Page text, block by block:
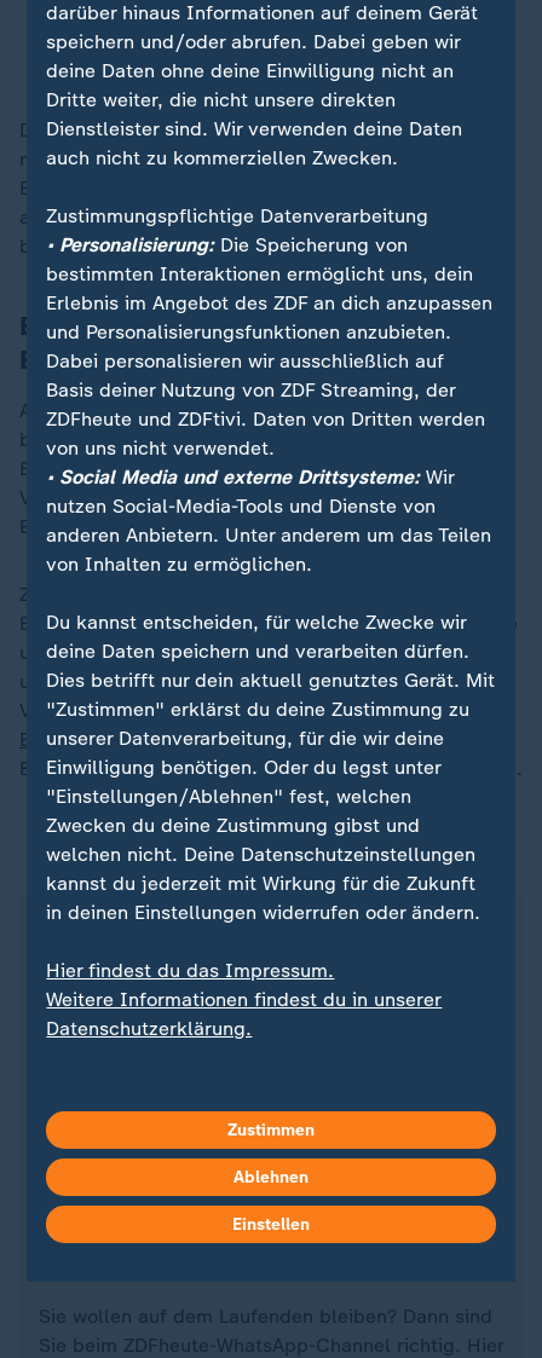
Rotes Meer: Fregatte "Hessen" wehrt ersten
Huthi-Angriff ab
Das durch die Angriffe betroffene Gebiet sei ein
maritimer Raum von besonderer geostrategischer
Bedeutung für die internationale Handelsschifffahrt,
argumentiert die Bundesregierung. Die Bundeswehr
beteiligt sich hier seit Februar 2024.
Bundeswehr unterstützt Blauhelm-
Einsatz im Südsudan
An der UN-Blauhelmmission "Unmiss" im Südsudan
beteiligt sich die Bundeswehr seit 2011 vor allem mit
Einzelpersonal in Stäben und Hauptquartieren der
Vereinten Nationen. Die Obergrenze liegt hier bei 50
Einsatzkräften und soll nicht verändert werden.
Ziele der Mission sind unter anderem der
Bevölkerungsschutz, die Wahrung der Menschenrechte
und der Zugang zu humanitärer Hilfe in dem seit 2011
unabhängigen Land in Ostafrika. Weitere
Verlängerungen der Einsätze müssten nach der
Bundestagswahlam 23. Februar die neue
Bundesregierung und der neue Bundestag beschließen.
ZDFheute auf WhatsApp
Quelle: dpa
Sie wollen auf dem Laufenden bleiben? Dann sind
Sie beim ZDFheute-WhatsApp-Channel richtig. Hier
darüber hinaus Informationen auf deinem Gerät
speichern und/oder abrufen. Dabei geben wir
deine Daten ohne deine Einwilligung nicht an
Dritte weiter, die nicht unsere direkten
Dienstleister sind. Wir verwenden deine Daten
auch nicht zu kommerziellen Zwecken.
Zustimmungspflichtige Datenverarbeitung
• Personalisierung:Die Speicherung von
bestimmten Interaktionen ermöglicht uns, dein
Erlebnis im Angebot des ZDF an dich anzupassen
und Personalisierungsfunktionen anzubieten.
Dabei personalisieren wir ausschließlich auf
Basis deiner Nutzung von ZDF Streaming, der
ZDFheute und ZDFtivi. Daten von Dritten werden
von uns nicht verwendet.
• Social Media und externe Drittsysteme:Wir
nutzen Social-Media-Tools und Dienste von
anderen Anbietern. Unter anderem um das Teilen
von Inhalten zu ermöglichen.
Du kannst entscheiden, für welche Zwecke wir
deine Daten speichern und verarbeiten dürfen.
Dies betrifft nur dein aktuell genutztes Gerät. Mit
"Zustimmen" erklärst du deine Zustimmung zu
unserer Datenverarbeitung, für die wir deine
Einwilligung benötigen. Oder du legst unter
"Einstellungen/Ablehnen" fest, welchen
Zwecken du deine Zustimmung gibst und
welchen nicht. Deine Datenschutzeinstellungen
kannst du jederzeit mit Wirkung für die Zukunft
in deinen Einstellungen widerrufen oder ändern.
Hier findest du das Impressum.
Weitere Informationen findest du in unserer
Datenschutzerklärung.
Zustimmen
Ablehnen
Einstellen